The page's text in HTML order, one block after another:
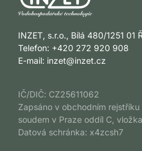
INZET, s.r.o., Bílá 480/1251 01
Telefon: +420 272 920 908
E-mail: inzet@inzet.cz
IČ/DIČ: CZ25611062
Zapsáno v obchodním
soudem v Praze oddíl C,
Datová schránka: x4zcsh7